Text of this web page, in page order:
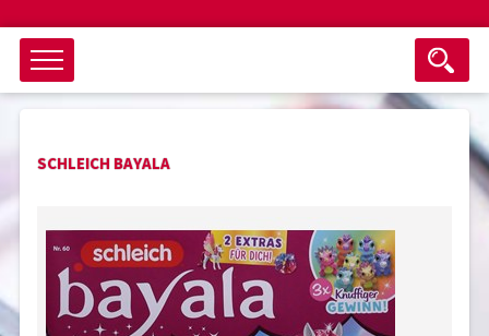
Objektsuche
als ganzes Wort suchen
keine eingestellten Titel
nur Titel im Angebot Suche zurücksetzen
Suchen
SCHLEICH BAYALA